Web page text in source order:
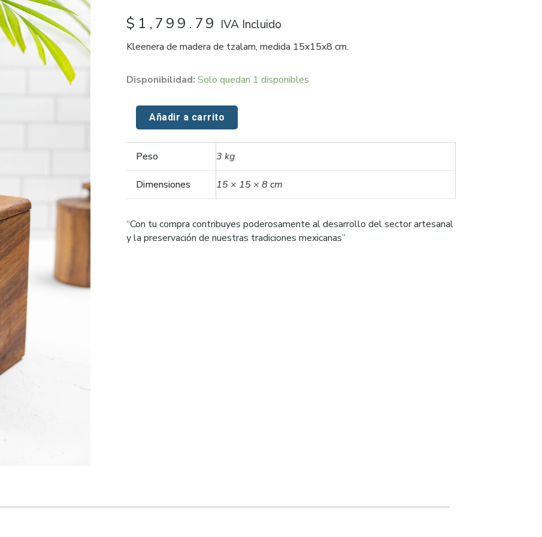
$ 1,799.79 IVA Incluido
Kleenera de madera de tzalam, medida 15x15x8 cm.
Disponibilidad: Solo quedan 1 disponibles
Kleenera
Madera
cantidad
Añadir a carrito
Peso 3 kg
Dimensiones 15 × 15 × 8 cm
“Con tu compra contribuyes poderosamente al desarrollo del sector artesanal
y la preservación de nuestras tradiciones mexicanas”